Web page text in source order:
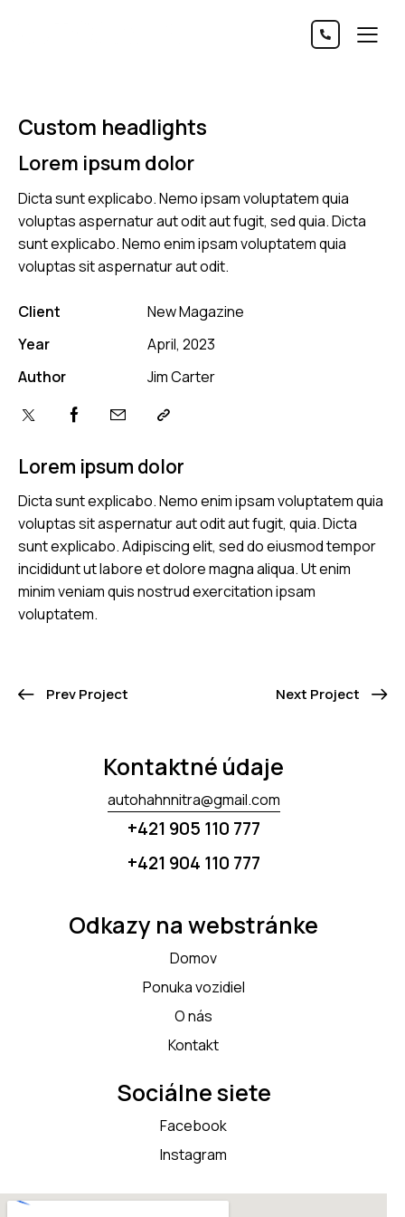
Custom headlights
Lorem ipsum dolor
Dicta sunt explicabo. Nemo enim ipsam voluptatem quia
voluptas sit aspernatur aut odit aut fugit, quia. Dicta
sunt explicabo. Adipiscing elit, sed do eiusmod tempor
incididunt ut labore et dolore magna aliqua. Ut enim
minim veniam quis nostrud exercitation ipsam
voluptatem.
Lorem ipsum dolor
Dicta sunt explicabo. Nemo ipsam voluptatem quia
voluptas aspernatur aut odit aut fugit, sed quia. Dicta
sunt explicabo. Nemo enim ipsam voluptatem quia
voluptas sit aspernatur aut odit.
Client
New Magazine
Year
April, 2023
Author
Jim Carter
Prev Project Next Project
Kontaktné údaje
autohahnnitra@gmail.com
+421 905 110 777
+421 904 110 777
Odkazy na webstránke
Domov
Ponuka vozidiel
O nás
Kontakt
Sociálne siete
Facebook
Instagram